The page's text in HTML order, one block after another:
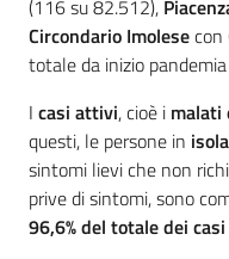
(116 su 82.512),
Circondario Imolesecon
totale da inizio
I casi attivi, cioè i
questi, le persone in
sintomi lievi che non
prive di sintomi, sono
96,6% del totale dei